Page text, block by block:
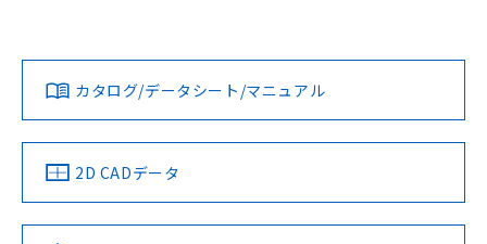
ダウンロードデータをご利用いただく前に、以下を必ずお読
みください。
ソフトウェアの使用条件
対応済み
中国 RoHS 注意事項・凡例
カタログ/データシート/マニュアル
2D CADデータ